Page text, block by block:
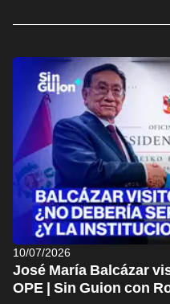
10/07/2026
José María Balcázar
OPE | Sin Guion con